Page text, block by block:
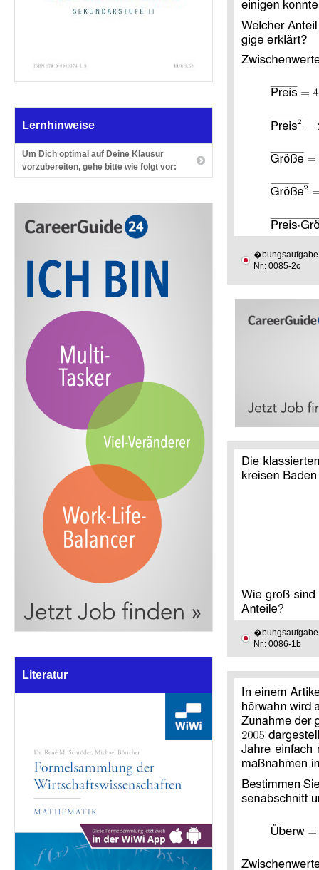
Lernhinweise
Um Dich optimal auf Deine Klausur
vorzubereiten, gehe bitte wie folgt vor:
Literatur
�bungsaufgabe
Nr.: 0085-2c
�bungsaufgabe
Nr.: 0086-1b